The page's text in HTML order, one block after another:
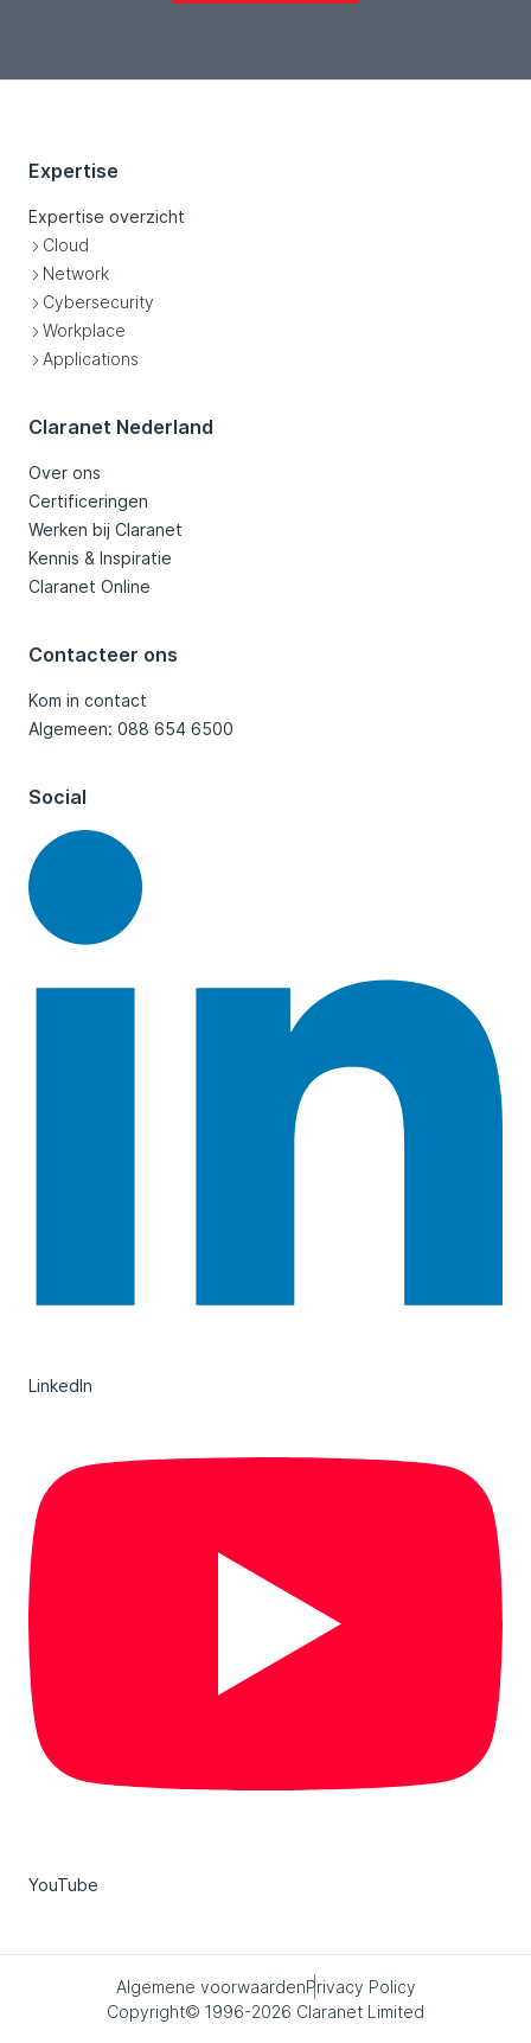
Expertise
Expertise overzicht
Cloud
Network
Cybersecurity
Workplace
Applications
Claranet Nederland
Over ons
Certificeringen
Werken bij Claranet
Kennis & Inspiratie
Claranet Online
Contacteer ons
Kom in contact
Algemeen: 088 654 6500
Social
LinkedIn
YouTube
Algemene voorwaardenPrivacy Policy
Copyright© 1996-2026 Claranet Limited